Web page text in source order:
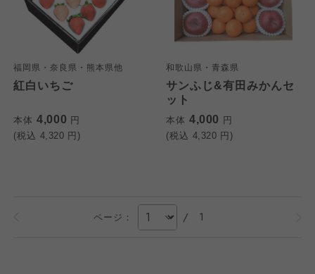
福岡県・奈良県・熊本県他
紅白いちご
本体 4,000 円
(税込 4,320 円)
和歌山県・青森県
サンふじ&有田みかんセ
ット
本体 4,000 円
(税込 4,320 円)
ページ： / 1